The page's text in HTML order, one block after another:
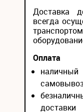
Доставка
всегда
Оплата